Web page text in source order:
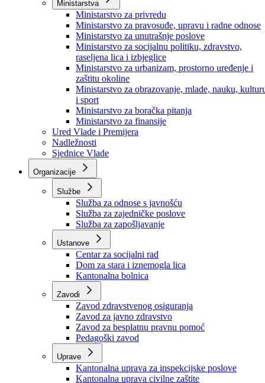
Premijer
Članovi Vlade
Ministarstva
Ministarstvo za privredu
Ministarstvo za pravosuđe, upravu i radne odnose
Ministarstvo za unutrašnje poslove
Ministarstvo za socijalnu politiku, zdravstvo,
raseljena lica i izbjeglice
Ministarstvo za urbanizam, prostorno uređenje i
zaštitu okoline
Ministarstvo za obrazovanje, mlade, nauku,
i sport
Ministarstvo za boračka pitanja
Ministarstvo za finansije
Ured Vlade i Premijera
Nadležnosti
Sjednice Vlade
Organizacije
Službe
Služba za odnose s javnošću
Služba za zajedničke poslove
Služba za zapošljavanje
Ustanove
Centar za socijalni rad
Dom za stara i iznemogla lica
Kantonalna bolnica
Zavodi
Zavod zdravstvenog osiguranja
Zavod za javno zdravstvo
Zavod za besplatnu pravnu pomoć
Pedagoški zavod